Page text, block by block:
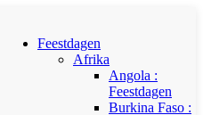
Feestdagen
Afrika
Angola :
Feestdagen
Burkina Faso :